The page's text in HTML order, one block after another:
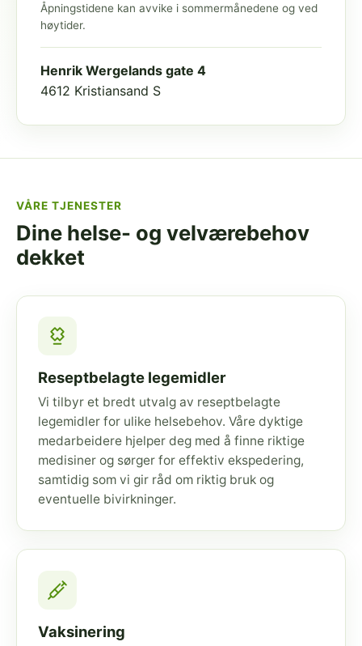
Åpningstidene kan avvike i sommermånedene og ved
høytider.
Henrik Wergelands gate 4
4612 Kristiansand S
VÅRE TJENESTER
Dine helse- og velværebehov
dekket
Reseptbelagte legemidler
Vi tilbyr et bredt utvalg av reseptbelagte
legemidler for ulike helsebehov. Våre dyktige
medarbeidere hjelper deg med å finne riktige
medisiner og sørger for effektiv ekspedering,
samtidig som vi gir råd om riktig bruk og
eventuelle bivirkninger.
Vaksinering